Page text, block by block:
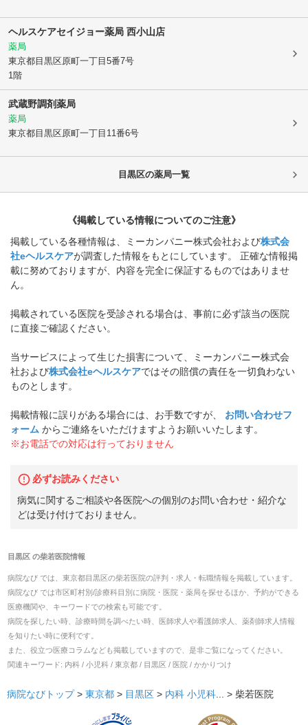
ヘルスケアセイジョー薬局 西小山店
薬局
東京都目黒区 原町一丁目5番7号
1階
武蔵野調剤薬局
薬局
東京都目黒区 原町一丁目11番6号
目黒区の薬局一覧
《掲載している情報についてのご注意》
掲載している各種情報は、ミーカンパニー株式会社および株式会
社eヘルスケアが調査した情報をもとにしています。 正確な情報掲
載に努めておりますが、内容を完全に保証するものではありませ
ん。
掲載されている医院を受診される場合は、事前に必ず該当の医院
に直接ご確認ください。
当サービスによって生じた損害について、ミーカンパニー株式会
社および株式会社eヘルスケアではその賠償の責任を一切負わない
ものとします。
掲載情報に誤りがある場合には、お手数ですが、
お問い合わせフ
ォーム からご連絡をいただけますようお願いいたします。
※お電話での対応は行っておりません
必ずお読みください
病気に関するご相談や各医院への個別のお問い合わせ・紹介な
どは受け付けておりません。
目黒区の柴若医院情報
病院なび では、 東京都目黒区の柴若医院の評判・求人・転職情報を掲載しています。
病院なび では市区町村別/診療科目別に病院・医院・薬局を探せるほか、予約ができる
医療機関や、キーワードでの検索も可能です。
病院を探したい時、診療時間を調べたい時、医師求人や看護師求人、薬剤師求人情報
を知りたい時に便利です。
また、役立つ医療コラムなども掲載していますので、是非ご覧になってください。
関連キーワード: 内科 / 小児科 / 東京都 / 目黒区 / 医院 / かかりつけ
病院なびトップ > 東京都 > 目黒区 > 内科 小児科... > 柴若医院